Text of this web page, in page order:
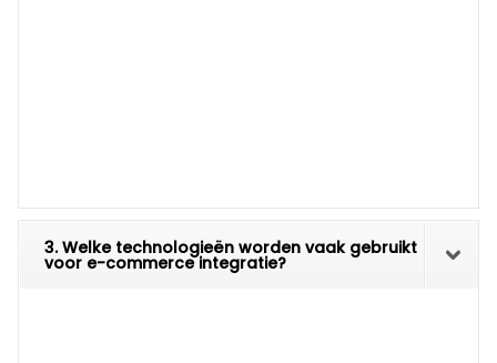
3. Welke technologieën worden vaak gebruikt
voor e-commerce integratie?